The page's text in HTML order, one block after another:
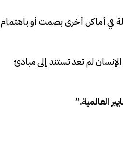
في أماكن أخرى بصمت أو باهتمام
لم تعد تستند إلى مبادئ
العالمية.”